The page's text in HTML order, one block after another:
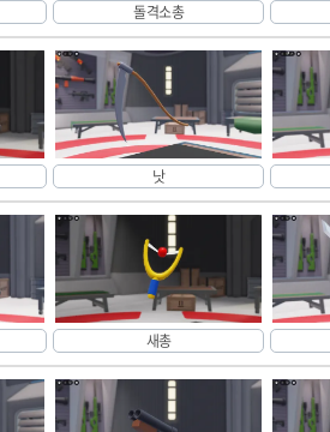
돌격소총
낫
새총